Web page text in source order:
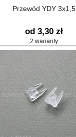
Przewód YDY 3x1,5
od 3,30 zł
2 warianty